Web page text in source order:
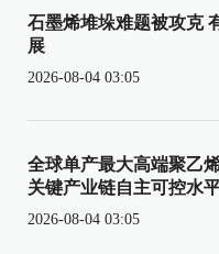
石墨烯堆垛难题被攻克
展
2026-08-04 03:05
全球单产最大高端聚乙
关键产业链自主可控水
2026-08-04 03:05